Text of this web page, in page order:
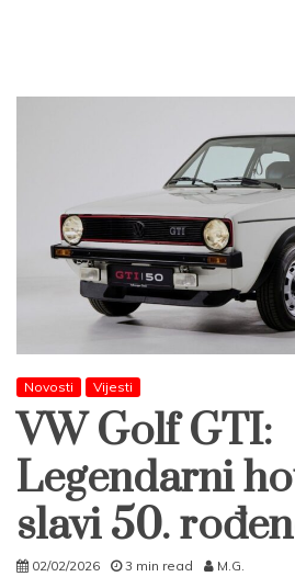
Novosti Vijesti
VW Golf GTI:
Legendarni
slavi 50.
02/02/2026 3 min read M.G.